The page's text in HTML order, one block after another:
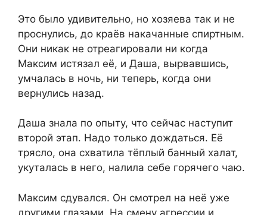
Это было удивительно, но хозяева так и не
проснулись, до краёв накачанные спиртным.
Они никак не отреагировали ни когда
Максим истязал её, и Даша, вырвавшись,
умчалась в ночь, ни теперь, когда они
вернулись назад.
Даша знала по опыту, что сейчас наступит
второй этап. Надо только дождаться. Её
трясло, она схватила тёплый банный халат,
укуталась в него, налила себе горячего чаю.
Максим сдувался. Он смотрел на неё уже
другими глазами. На смену агрессии и